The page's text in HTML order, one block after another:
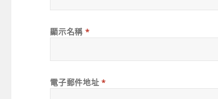
顯示名稱 *
電子郵件地址 *